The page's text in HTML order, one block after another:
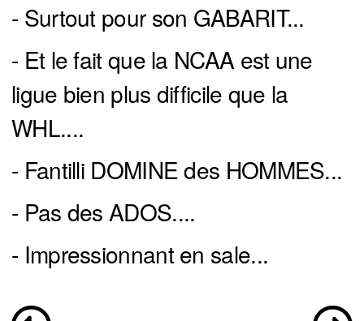
- Surtout pour son GABARIT...
- Et le fait que la NCAA est une
ligue bien plus difficile que la
WHL....
- Fantilli DOMINE des HOMMES...
- Pas des ADOS....
- Impressionnant en sale...